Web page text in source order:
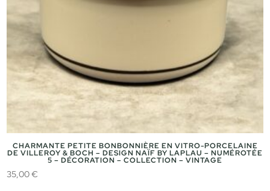
CHARMANTE PETITE BONBONNIÈRE EN VITRO-PORCELAINE
DE VILLEROY & BOCH – DESIGN NAÏF BY LAPLAU – NUMÉROTÉE
5 – DÉCORATION – COLLECTION – VINTAGE
35,00€